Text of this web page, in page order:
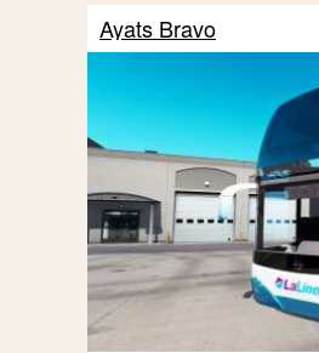
Ayats Bravo